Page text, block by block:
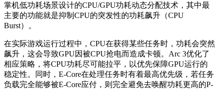
掌机低功耗场景设计的CPU/GPU功耗动态分配技术，其中最
主要的功能就是抑制CPU的突发性的功耗飙升（CPU
Burst）。
在实际游戏运行过程中，CPU在获得某些任务时，功耗会突然
飙升，这会导致GPU因被CPU抢电而造成卡顿。Arc 3优化了
相应策略，将CPU功耗尽可能拉平，以优先保障GPU运行的
稳定性。同时，E-Core在处理任务时有着最高优先级，若任务
负载完全能够被E-Core应付，则完全避免去唤醒功耗更高的P-